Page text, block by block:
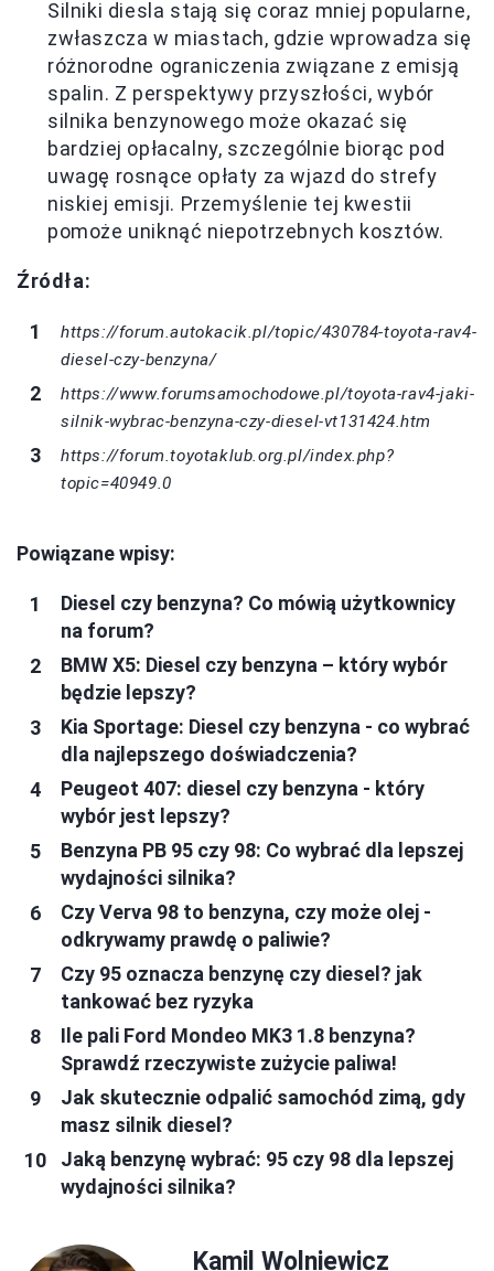
Silniki diesla stają się coraz mniej popularne,
zwłaszcza w miastach, gdzie wprowadza się
różnorodne ograniczenia związane z emisją
spalin. Z perspektywy przyszłości, wybór
silnika benzynowego może okazać się
bardziej opłacalny, szczególnie biorąc pod
uwagę rosnące opłaty za wjazd do strefy
niskiej emisji. Przemyślenie tej kwestii
pomoże uniknąć niepotrzebnych kosztów.
Źródła:
https://forum.autokacik.pl/topic/430784-toyota-rav4-
diesel-czy-benzyna/
https://www.forumsamochodowe.pl/toyota-rav4-jaki-
silnik-wybrac-benzyna-czy-diesel-vt131424.htm
https://forum.toyotaklub.org.pl/index.php?
topic=40949.0
Powiązane wpisy:
Diesel czy benzyna? Co mówią użytkownicy
na forum?
BMW X5: Diesel czy benzyna – który wybór
będzie lepszy?
Kia Sportage: Diesel czy benzyna - co wybrać
dla najlepszego doświadczenia?
Peugeot 407: diesel czy benzyna - który
wybór jest lepszy?
Benzyna PB 95 czy 98: Co wybrać dla lepszej
wydajności silnika?
Czy Verva 98 to benzyna, czy może olej -
odkrywamy prawdę o paliwie?
Czy 95 oznacza benzynę czy diesel? jak
tankować bez ryzyka
Ile pali Ford Mondeo MK3 1.8 benzyna?
Sprawdź rzeczywiste zużycie paliwa!
Jak skutecznie odpalić samochód zimą, gdy
masz silnik diesel?
Jaką benzynę wybrać: 95 czy 98 dla lepszej
wydajności silnika?
Kamil Wolniewicz